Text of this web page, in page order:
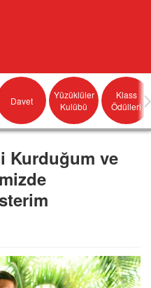
Davet
Yüzüklüler
Kulübü
Klass
Ödülleri
Kurduğum ve